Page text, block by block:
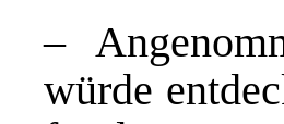
–
würde